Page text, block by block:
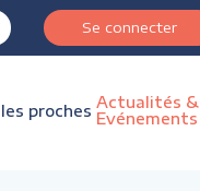
Se connecter
proches Actualités &
Evénements